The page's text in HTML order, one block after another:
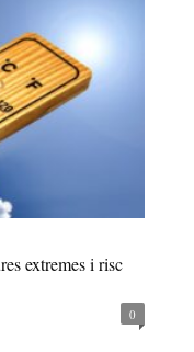
extremes i risc
0